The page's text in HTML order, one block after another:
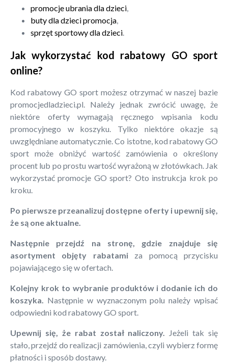
promocje ubrania dla dzieci,
buty dla dzieci promocja,
sprzęt sportowy dla dzieci.
Jak wykorzystać kod rabatowy GO sport
online?
Kod rabatowy GO sport możesz otrzymać w naszej bazie
promocjedladzieci.pl. Należy jednak zwrócić uwagę, że
niektóre oferty wymagają ręcznego wpisania kodu
promocyjnego w koszyku. Tylko niektóre okazje są
uwzględniane automatycznie. Co istotne, kod rabatowy GO
sport może obniżyć wartość zamówienia o określony
procent lub po prostu wartość wyrażoną w złotówkach. Jak
wykorzystać promocje GO sport? Oto instrukcja krok po
kroku.
Po pierwsze przeanalizuj dostępne oferty i upewnij się,
że są one aktualne.
Następnie przejdź na stronę, gdzie znajduje się
asortyment objęty rabatami za pomocą przycisku
pojawiającego się w ofertach.
Kolejny krok to wybranie produktów i dodanie ich do
koszyka. Następnie w wyznaczonym polu należy wpisać
odpowiedni kod rabatowy GO sport.
Upewnij się, że rabat został naliczony. Jeżeli tak się
stało, przejdź do realizacji zamówienia, czyli wybierz formę
płatności i sposób dostawy.